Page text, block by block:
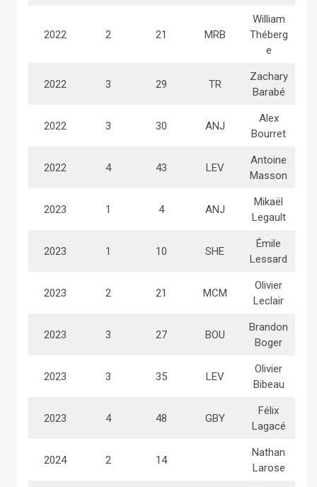
2022 2 21 MRB
William
Théberg
e
2022 3 29 TR
Zachary
Barabé
2022 3 30 ANJ
Alex
Bourret
2022 4 43 LEV
Antoine
Masson
2023 1 4 ANJ
Mikaël
Legault
2023 1 10 SHE
Émile
Lessard
2023 2 21 MCM
Olivier
Leclair
2023 3 27 BOU
Brandon
Boger
2023 3 35 LEV
Olivier
Bibeau
2023 4 48 GBY
Félix
Lagacé
2024 2 14
Nathan
Larose